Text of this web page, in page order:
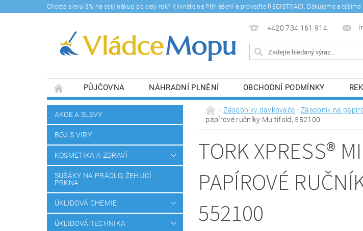
Chcete slevu 3% na celý nákup po celý rok? Klikněte na Přihlášení a proveďte REGISTRACI. Děkujeme a těšíme
+420 734 161 914
PŮJČOVNA NÁHRADNÍ PLNĚNÍ OBCHODNÍ PODMÍNKY
DOPRAVY A PLATBA
BLOG SOUHLASÍM SE ZPRACOVÁNÍM OSOBNÍCH
AKCE A SLEVY
BOJ S VIRY
KOSMETIKA A ZDRAVÍ
SUŠÁKY NA PRÁDLO, ŽEHLÍCÍ
PRKNA
ÚKLIDOVÁ CHEMIE
ÚKLIDOVÁ TECHNIKA
Zásobníky dávkovače Zásobník na
papírové ručníky Multifold, 552100
TORK XPRESS®
PAPÍROVÉ
552100